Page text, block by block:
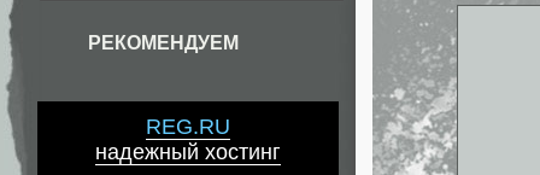
РЕКОМЕНДУЕМ
REG.RU
надежный хостинг